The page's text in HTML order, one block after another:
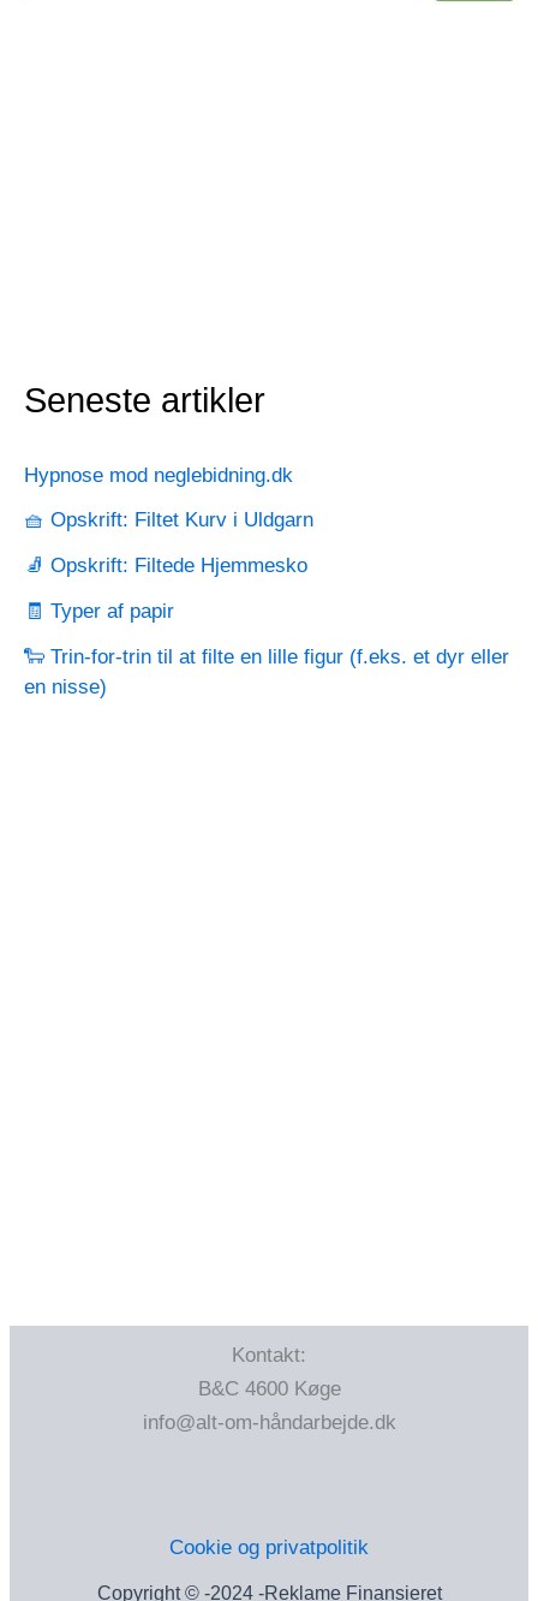
Seneste artikler
Hypnose mod neglebidning.dk
🧺 Opskrift: Filtet Kurv i Uldgarn
🧦 Opskrift: Filtede Hjemmesko
🧾 Typer af papir
🐑 Trin-for-trin til at filte en lille figur (f.eks. et dyr eller
en nisse)
Kontakt:
B&C 4600 Køge
info@alt-om-håndarbejde.dk
Cookie og privatpolitik
Copyright © -2024 -Reklame Finansieret